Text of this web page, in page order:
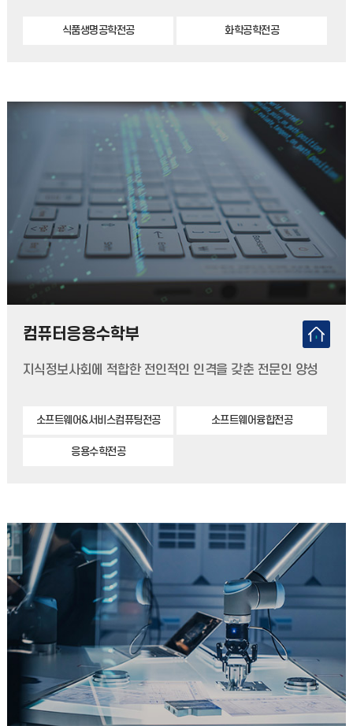
식품생명공학전공 화학공학전공
컴퓨터응용수학부
지식정보사회에 적합한 전인적인 인격을 갖춘 전문인 양성
소프트웨어&서비스컴퓨팅전공 소프트웨어융합전공
응용수학전공